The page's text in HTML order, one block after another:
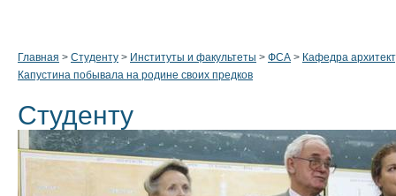
Главная > Студенту > Институты и факультеты > ФСА > Кафедра
Капустина побывала на родине своих предков
Студенту